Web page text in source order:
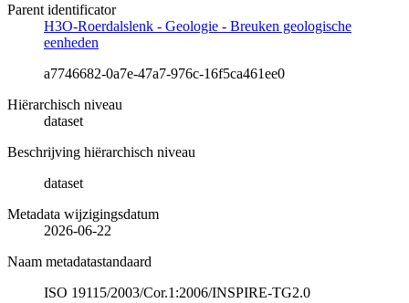
Parent identificator
H3O-Roerdalslenk - Geologie - Breuken geologische
eenheden
a7746682-0a7e-47a7-976c-16f5ca461ee0
Hiërarchisch niveau
dataset
Beschrijving hiërarchisch niveau
dataset
Metadata wijzigingsdatum
2026-06-22
Naam metadatastandaard
ISO 19115/2003/Cor.1:2006/INSPIRE-TG2.0